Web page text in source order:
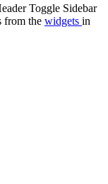
Toggle Sidebar
from the widgets in